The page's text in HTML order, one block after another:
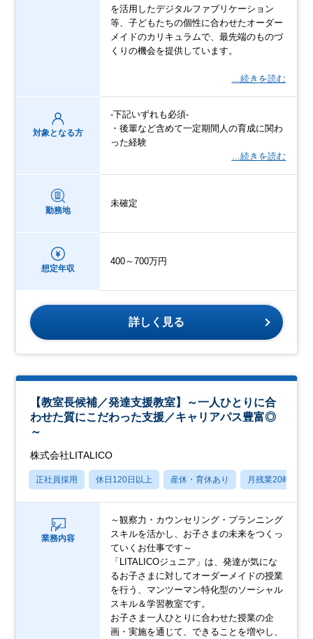
を活用したデジタルファブリケーション
等、子どもたちの個性に合わせたオーダー
メイドのカリキュラムで、最先端のものづ
くりの機会を提供しています。
…続きを読む
対象となる方
‐下記いずれも必須‐
・後輩など含めて一定期間人の育成に関わ
った経験
…続きを読む
勤務地
未確定
想定年収
400～700万円
詳しく見る
【教室長候補／発達支援教室】～一人ひとりに合
わせた質にこだわった支援／キャリアパス豊富◎
～
株式会社LITALICO
正社員採用 休日120日以上 産休・育休あり 月残業20時間以
業務内容
～観察力・カウンセリング・プランニング
スキルを活かし、お子さまの未来をつくっ
ていくお仕事です～
「LITALICOジュニア」は、発達が気にな
るお子さまに対してオーダーメイドの授業
を行う、マンツーマン特化型のソーシャル
スキル＆学習教室です。
お子さま一人ひとりに合わせた授業の企
画・実施を通じて、できることを増やし、